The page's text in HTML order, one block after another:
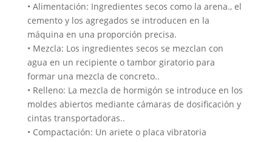
• Alimentación: Ingredientes secos como la arena., el
cemento y los agregados se introducen en la
máquina en una proporción precisa.
• Mezcla: Los ingredientes secos se mezclan con
agua en un recipiente o tambor giratorio para
formar una mezcla de concreto..
• Relleno: La mezcla de hormigón se introduce en los
moldes abiertos mediante cámaras de dosificación y
cintas transportadoras..
• Compactación: Un ariete o placa vibratoria